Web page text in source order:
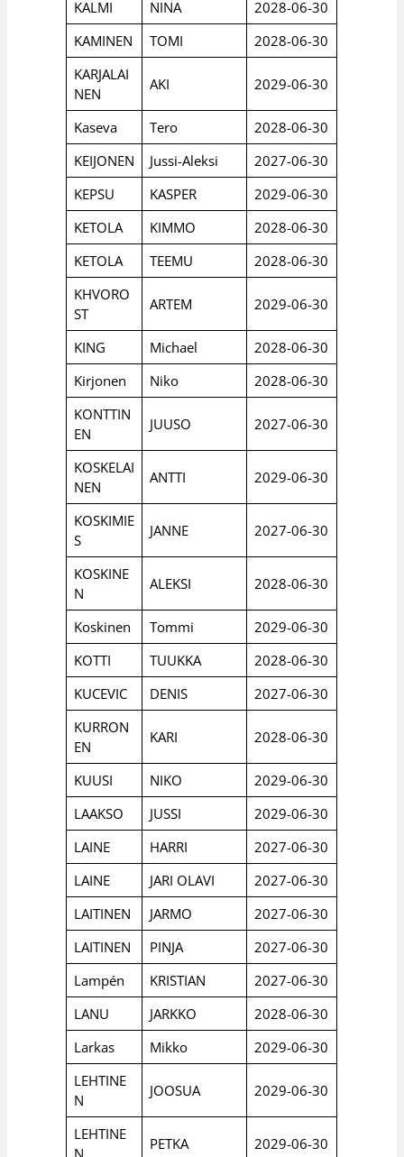
KALMI NINA
2028-06-30
KAMINEN
TOMI
2028-06-30
KARJALAI
NEN
AKI 2029-06-30
Kaseva Tero
2028-06-30
KEIJONEN
Jussi-Aleksi
2027-06-30
KEPSU
KASPER
2029-06-30
KETOLA
KIMMO
2028-06-30
KETOLA
TEEMU
2028-06-30
KHVORO
ST
ARTEM 2029-06-30
KING Michael
2028-06-30
Kirjonen
Niko
2028-06-30
KONTTIN
EN
JUUSO 2027-06-30
KOSKELAI
NEN
ANTTI 2029-06-30
KOSKIMIE
S
JANNE 2027-06-30
KOSKINE
N
ALEKSI 2028-06-30
Koskinen Tommi
2029-06-30
KOTTI
TUUKKA
2028-06-30
KUCEVIC
DENIS
2027-06-30
KURRON
EN
KARI 2028-06-30
KUUSI NIKO
2029-06-30
LAAKSO
JUSSI
2029-06-30
LAINE
HARRI
2027-06-30
LAINE
JARI OLAVI
2027-06-30
LAITINEN
JARMO
2027-06-30
LAITINEN
PINJA
2027-06-30
Lampén
KRISTIAN
2027-06-30
LANU
JARKKO
2028-06-30
Larkas
Mikko
2029-06-30
LEHTINE
N
JOOSUA 2029-06-30
LEHTINE
PETKA 2029-06-30